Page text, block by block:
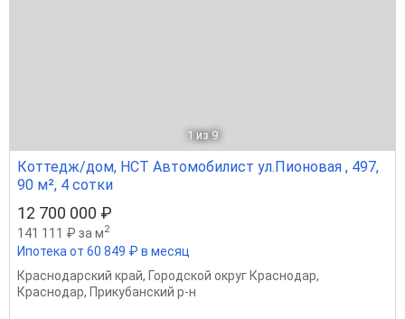
1 из 9
Коттедж/дом, НСТ Автомобилист ул.Пионовая , 497,
90 м², 4 сотки
12 700 000 ₽
141 111 ₽ за м2
Ипотека от 60 849 ₽ в месяц
Краснодарский край, Городской округ Краснодар,
Краснодар, Прикубанский р-н